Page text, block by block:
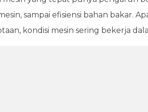
sampai efisiensi bahan bakar.
kondisi mesin sering bekerja